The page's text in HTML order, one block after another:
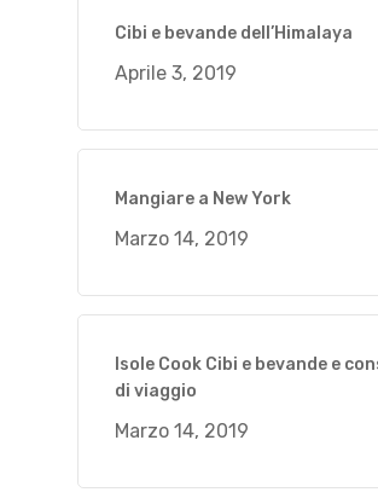
Cibi e bevande dell’Himalaya
Aprile 3, 2019
Mangiare a New York
Marzo 14, 2019
Isole Cook Cibi e bevande e
di viaggio
Marzo 14, 2019